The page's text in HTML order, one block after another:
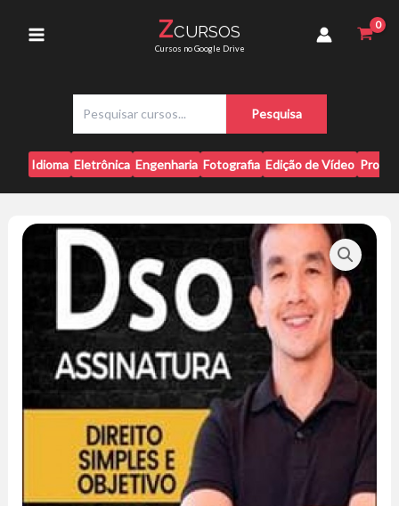
Menu
ZCURSOS
Cursos no Google Drive
s
q
u
i
a
Pesquisa
Idioma Eletrônica Engenharia Fotografia Edição de Vídeo